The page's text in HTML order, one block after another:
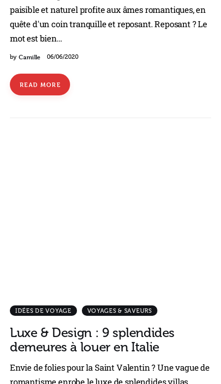
paisible et naturel profite aux âmes romantiques, en
quête d'un coin tranquille et reposant. Reposant ? Le
mot est bien…
by Camille 06/06/2020
READ MORE
IDÉES DE VOYAGE VOYAGES & SAVEURS
Luxe & Design : 9 splendides
demeures à louer en Italie
Envie de folies pour la Saint Valentin ? Une vague de
romantisme enrobe le luxe de splendides villas